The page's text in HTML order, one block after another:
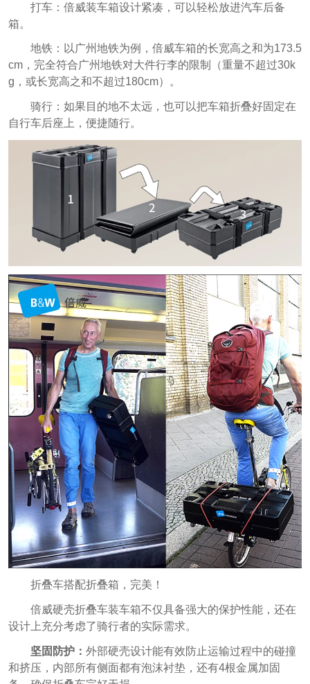
打车：倍威装车箱设计紧凑，可以轻松放进汽车后备
箱。
地铁：以广州地铁为例，倍威车箱的长宽高之和为173.5
cm，完全符合广州地铁对大件行李的限制（重量不超过30k
g，或长宽高之和不超过180cm）。
骑行：如果目的地不太远，也可以把车箱折叠好固定在
自行车后座上，便捷随行。
折叠车搭配折叠箱，完美！
倍威硬壳折叠车装车箱不仅具备强大的保护性能，还在
设计上充分考虑了骑行者的实际需求。
坚固防护： 外部硬壳设计能有效防止运输过程中的碰撞
和挤压，内部所有侧面都有泡沫衬垫，还有4根金属加固